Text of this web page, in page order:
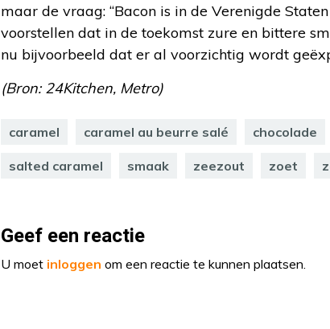
maar de vraag: “Bacon is in de Verenigde
voorstellen dat in de toekomst zure en bittere
nu bijvoorbeeld dat er al voorzichtig wordt
(Bron: 24Kitchen, Metro)
caramel caramel au beurre salé chocolade
salted caramel smaak zeezout zoet
Geef een reactie
U moet inloggen om een reactie te kunnen plaatsen.